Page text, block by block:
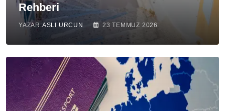
Rehberi
YAZAR:ASLI URCUN 23 TEMMUZ 2026